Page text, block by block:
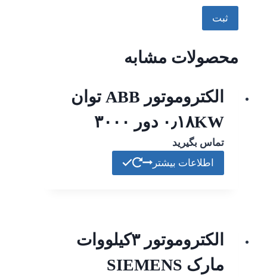
محصولات مشابه
الکتروموتور ABB توان
۰٫۱۸KW دور ۳۰۰۰
تماس بگیرید
اطلاعات بیشتر
الکتروموتور ۳کیلووات
مارک SIEMENS